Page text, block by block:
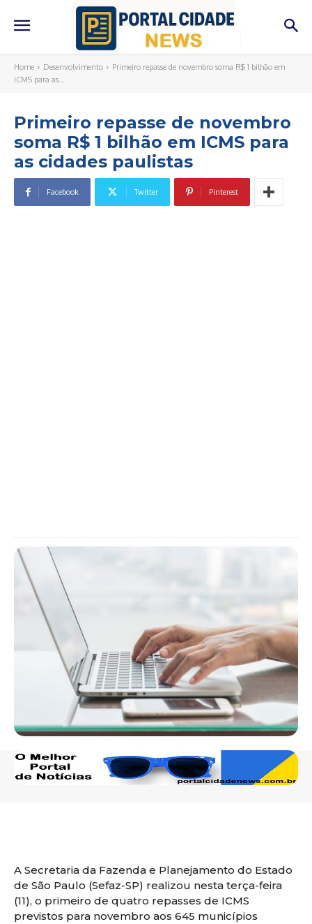
Home Desenvolvimento
Primeiro repasse de novembro soma R$ 1 bilhão em
ICMS para as...
Primeiro repasse de novembro
soma R$ 1 bilhão em ICMS para
as cidades paulistas
Facebook Twitter Pinterest
A Secretaria da Fazenda e Planejamento do Estado
de São Paulo (Sefaz-SP) realizou nesta terça-feira
(11), o primeiro de quatro repasses de ICMS
previstos para novembro aos 645 municípios